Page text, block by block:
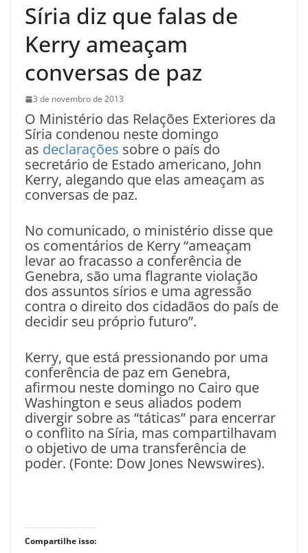
Síria diz que falas de
Kerry ameaçam
conversas de paz
3 de novembro de 2013
O Ministério das Relações Exteriores da
Síria condenou neste domingo
as declarações sobre o país do
secretário de Estado americano, John
Kerry, alegando que elas ameaçam as
conversas de paz.
No comunicado, o ministério disse que
os comentários de Kerry “ameaçam
levar ao fracasso a conferência de
Genebra, são uma flagrante violação
dos assuntos sírios e uma agressão
contra o direito dos cidadãos do país de
decidir seu próprio futuro”.
Kerry, que está pressionando por uma
conferência de paz em Genebra,
afirmou neste domingo no Cairo que
Washington e seus aliados podem
divergir sobre as “táticas” para encerrar
o conflito na Síria, mas compartilhavam
o objetivo de uma transferência de
poder. (Fonte: Dow Jones Newswires).
Compartilhe isso: